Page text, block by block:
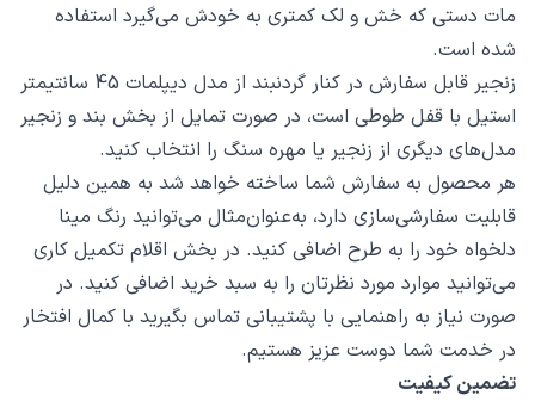
مات دستی که خش و لک کمتری به خودش می‌گیرد استفاده
شده است.
زنجیر قابل سفارش در کنار گردنبند از مدل دیپلمات 45 سانتیمتر
استیل با قفل طوطی است، در صورت تمایل از بخش بند و زنجیر
مدل‌های دیگری از زنجیر یا مهره سنگ را انتخاب کنید.
هر محصول به سفارش شما ساخته خواهد شد به همین دلیل
قابلیت سفارشی‌سازی دارد، به‌عنوان‌مثال می‌توانید رنگ مینا
دلخواه خود را به طرح اضافی کنید. در بخش اقلام تکمیل کاری
می‌توانید موارد مورد نظرتان را به سبد خرید اضافی کنید. در
صورت نیاز به راهنمایی با پشتیبانی تماس بگیرید با کمال افتخار
در خدمت شما دوست عزیز هستیم.
تضمین کیفیت